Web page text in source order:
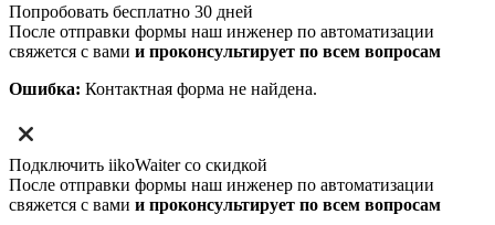
Попробовать бесплатно 30 дней
После отправки формы наш инженер по автоматизации
свяжется с вами и проконсультирует по всем вопросам
Ошибка: Контактная форма не найдена.
Подключить iikoWaiter со скидкой
После отправки формы наш инженер по автоматизации
свяжется с вами и проконсультирует по всем вопросам